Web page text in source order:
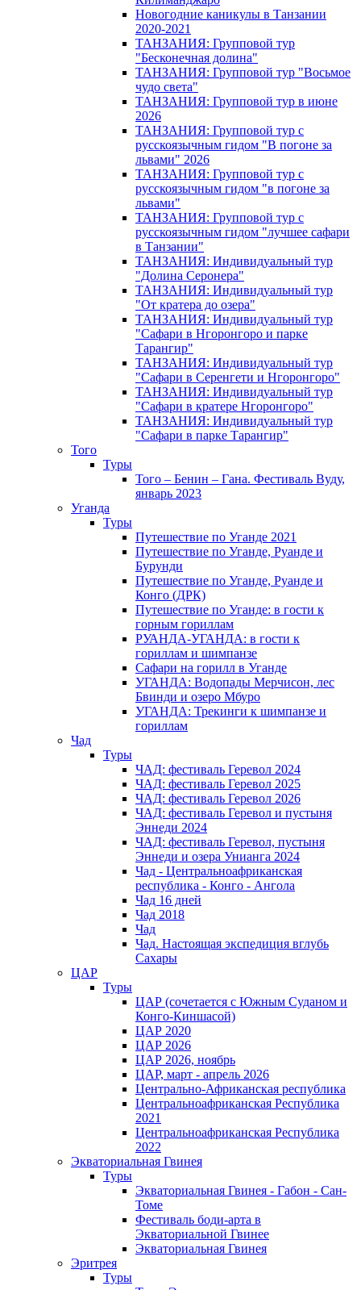
Новогодние каникулы в Танзании
2020-2021
ТАНЗАНИЯ: Групповой тур
"Бесконечная долина"
ТАНЗАНИЯ: Групповой тур "Восьмое
чудо света"
ТАНЗАНИЯ: Групповой тур в июне
2026
ТАНЗАНИЯ: Групповой тур с
русскоязычным гидом "В погоне за
львами" 2026
ТАНЗАНИЯ: Групповой тур с
русскоязычным гидом "в погоне за
львами"
ТАНЗАНИЯ: Групповой тур с
русскоязычным гидом "лучшее сафари
в Танзании"
ТАНЗАНИЯ: Индивидуальный тур
"Долина Серонера"
ТАНЗАНИЯ: Индивидуальный тур
"От кратера до озера"
ТАНЗАНИЯ: Индивидуальный тур
"Сафари в Нгоронгоро и парке
Тарангир"
ТАНЗАНИЯ: Индивидуальный тур
"Сафари в Серенгети и Нгоронгоро"
ТАНЗАНИЯ: Индивидуальный тур
"Сафари в кратере Нгоронгоро"
ТАНЗАНИЯ: Индивидуальный тур
"Сафари в парке Тарангир"
Того
Туры
Того – Бенин – Гана. Фестиваль Вуду,
январь 2023
Уганда
Туры
Путешествие по Уганде 2021
Путешествие по Уганде, Руанде и
Бурунди
Путешествие по Уганде, Руанде и
Конго (ДРК)
Путешествие по Уганде: в гости к
горным гориллам
РУАНДА-УГАНДА: в гости к
гориллам и шимпанзе
Сафари на горилл в Уганде
УГАНДА: Водопады Мерчисон, лес
Бвинди и озеро Мбуро
УГАНДА: Трекинги к шимпанзе и
гориллам
Чад
Туры
ЧАД: фестиваль Геревол 2024
ЧАД: фестиваль Геревол 2025
ЧАД: фестиваль Геревол 2026
ЧАД: фестиваль Геревол и пустыня
Эннеди 2024
ЧАД: фестиваль Геревол, пустыня
Эннеди и озера Унианга 2024
Чад - Центральноафриканская
республика - Конго - Ангола
Чад 16 дней
Чад 2018
Чад
Чад. Настоящая экспедиция вглубь
Сахары
ЦАР
Туры
ЦАР (сочетается с Южным Суданом и
Конго-Киншасой)
ЦАР 2020
ЦАР 2026
ЦАР 2026, ноябрь
ЦАР, март - апрель 2026
Центрально-Африканская республика
Центральноафриканская Республика
2021
Центральноафриканская Республика
2022
Экваториальная Гвинея
Туры
Экваториальная Гвинея - Габон - Сан-
Томе
Фестиваль боди-арта в
Экваториальной Гвинее
Экваториальная Гвинея
Эритрея
Туры